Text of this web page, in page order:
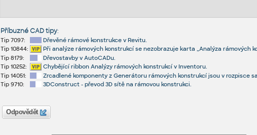
Příbuzné CAD tipy:
Tip 7097:
Dřevěné rámové konstrukce v Revitu.
Tip 10844:
Při analýze rámových konstrukcí se nezobrazuje karta „Analýza rámových
Tip 8179:
Dřevostavby v AutoCADu.
Tip 10252:
Chybějící ribbon Analýzy rámových konstrukcí v Inventoru.
Tip 14051:
Zrcadlené komponenty z Generátoru rámových konstrukcí jsou v rozpisce
Tip 9710:
3DConstruct - převod 3D sítě na rámovou konstrukci.
Odpovědět